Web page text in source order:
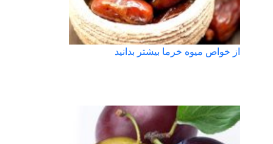
از خواص میوه خرما بیشتر بدانید